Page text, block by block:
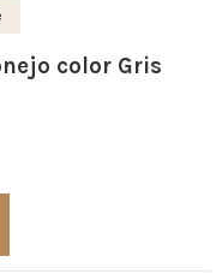
color Gris